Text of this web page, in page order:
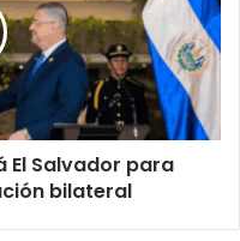
El Salvador para
bilateral